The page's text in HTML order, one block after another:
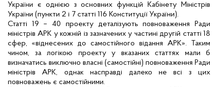
України є однією з основних функцій Кабінету Міністрів
України (пункти 2 і 7 статті 116 Конституції України).
Статті 19 – 40 проекту деталізують повноваження Ради
міністрів АРК у кожній із зазначених у частині другій статті 18
сфер, «віднесених до самостійного відання АРК». Таким
чином, за логікою проекту у вказаних статтях мали б
визначатись виключно власні (самостійні) повноваження Ради
міністрів АРК, однак насправді далеко не всі з цих
повноважень є самостійними.